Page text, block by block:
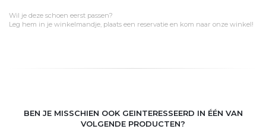
Wil je deze schoen eerst passen?
Leg hem in je winkelmandje, plaats een reservatie en kom naar onze winkel!
BEN JE MISSCHIEN OOK GEINTERESSEERD IN ÉÉN VAN
VOLGENDE PRODUCTEN?